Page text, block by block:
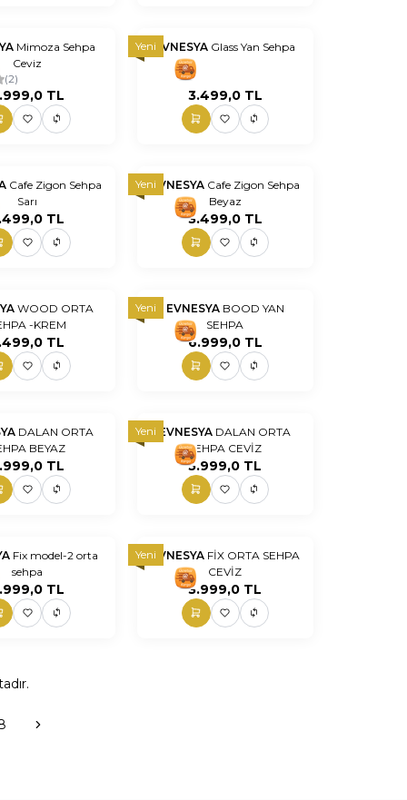
nn
Mimoza Sehpa
Ceviz
(2)
TL
YeniEVNESYA Glass Yan Sehpa
3.499,0TL
Cafe Zigon Sehpa
Sarı
TL
Yeni
nn
EVNESYA Cafe Zigon Sehpa
Beyaz
3.499,0TL
nn
WOOD ORTA
-KREM
TL
Yeni
nn
EVNESYA BOOD YAN
SEHPA
6.999,0TL
nn
DALAN ORTA
BEYAZ
TL
Yeni
nn
EVNESYA DALAN ORTA
SEHPA CEVİZ
5.999,0 TL
nn
Fix model-2 orta
sehpa
TL
Yeni
nn
EVNESYA FİX ORTA SEHPA
CEVİZ
3.999,0 TL